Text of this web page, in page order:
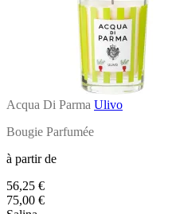
Acqua Di Parma Ulivo
Bougie Parfumée
à partir de
56,25 €
75,00 €